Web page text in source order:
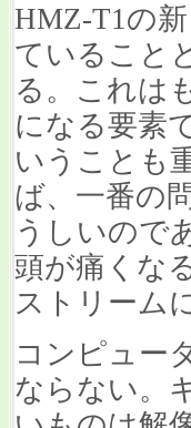
HMZ-T1の
ていること
る。これは
になる要素
いうことも
ば、一番の
うしいので
頭が痛くな
ストリーム
コンピュー
ならない。